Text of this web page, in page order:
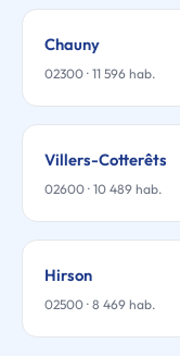
Chauny
02300 · 11 596 hab.
Villers-Cotterêts
02600 · 10 489 hab.
Hirson
02500 · 8 469 hab.